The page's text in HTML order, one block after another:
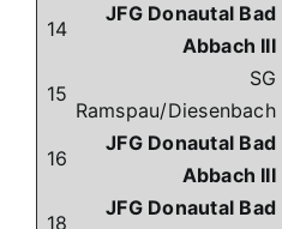
14
JFG Donautal Bad
Abbach III
15
SG
Ramspau/Diesenbach
16
JFG Donautal Bad
Abbach III
18
JFG Donautal Bad